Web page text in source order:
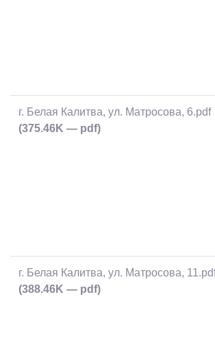
г. Белая Калитва, ул. Матросова, 6.pdf
(375.46K — pdf)
г. Белая Калитва, ул. Матросова,
(388.46K — pdf)